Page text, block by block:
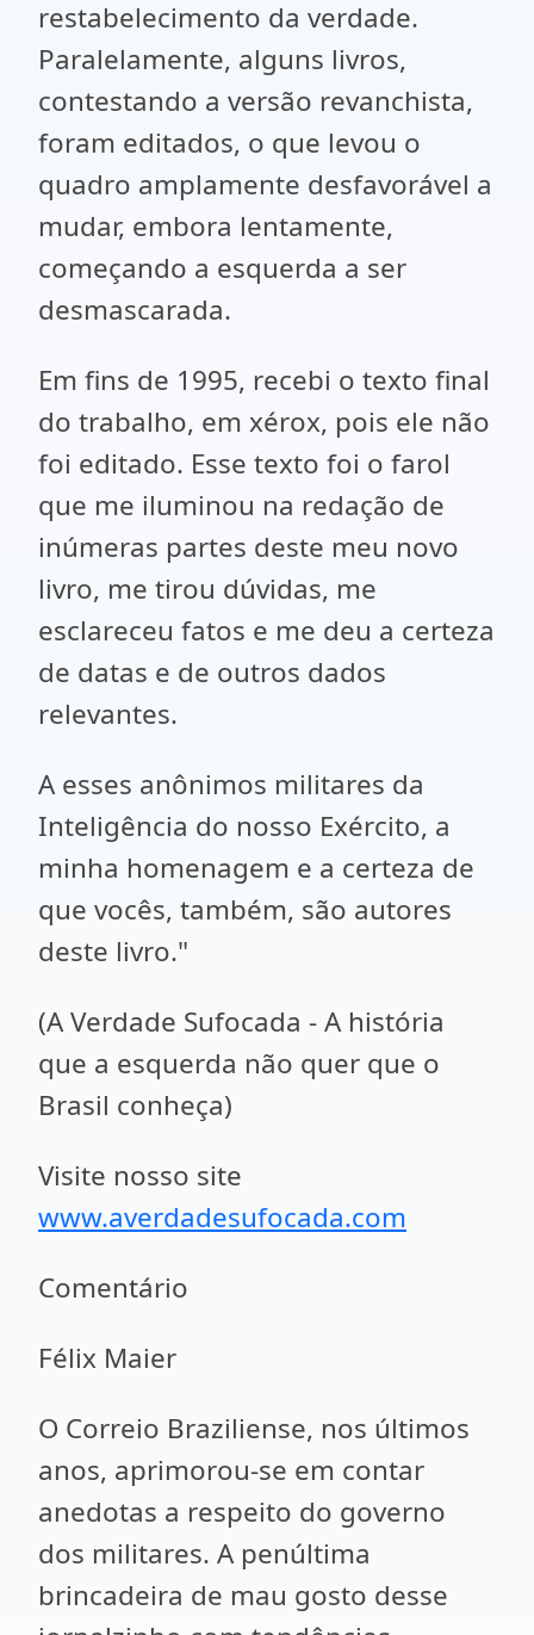
restabelecimento da verdade.
Paralelamente, alguns livros,
contestando a versão revanchista,
foram editados, o que levou o
quadro amplamente desfavorável a
mudar, embora lentamente,
começando a esquerda a ser
desmascarada.
Em fins de 1995, recebi o texto final
do trabalho, em xérox, pois ele não
foi editado. Esse texto foi o farol
que me iluminou na redação de
inúmeras partes deste meu novo
livro, me tirou dúvidas, me
esclareceu fatos e me deu a certeza
de datas e de outros dados
relevantes.
A esses anônimos militares da
Inteligência do nosso Exército, a
minha homenagem e a certeza de
que vocês, também, são autores
deste livro."
(A Verdade Sufocada - A história
que a esquerda não quer que o
Brasil conheça)
Visite nosso site
www.averdadesufocada.com
Comentário
Félix Maier
O Correio Braziliense, nos últimos
anos, aprimorou-se em contar
anedotas a respeito do governo
dos militares. A penúltima
brincadeira de mau gosto desse